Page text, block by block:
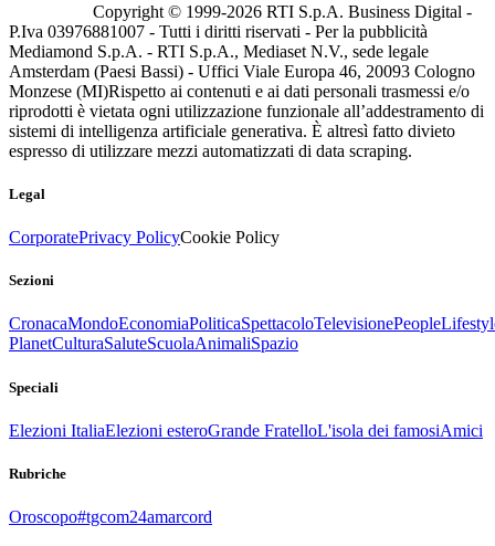
Copyright © 1999-2026 RTI S.p.A. Business Digital -
P.Iva 03976881007 - Tutti i diritti riservati - Per la pubblicità
Mediamond S.p.A. - RTI S.p.A., Mediaset N.V., sede legale
Amsterdam (Paesi Bassi) - Uffici Viale Europa 46, 20093 Cologno
Monzese (MI)Rispetto ai contenuti e ai dati personali trasmessi e/o
riprodotti è vietata ogni utilizzazione funzionale all’addestramento di
sistemi di intelligenza artificiale generativa. È altresì fatto divieto
espresso di utilizzare mezzi automatizzati di data scraping.
Legal
CorporatePrivacy PolicyCookie Policy
Sezioni
CronacaMondoEconomiaPoliticaSpettacoloTelevisionePeople
PlanetCulturaSaluteScuolaAnimaliSpazio
Speciali
Elezioni ItaliaElezioni esteroGrande FratelloL'isola dei famosiAmici
Rubriche
Oroscopo#tgcom24amarcord